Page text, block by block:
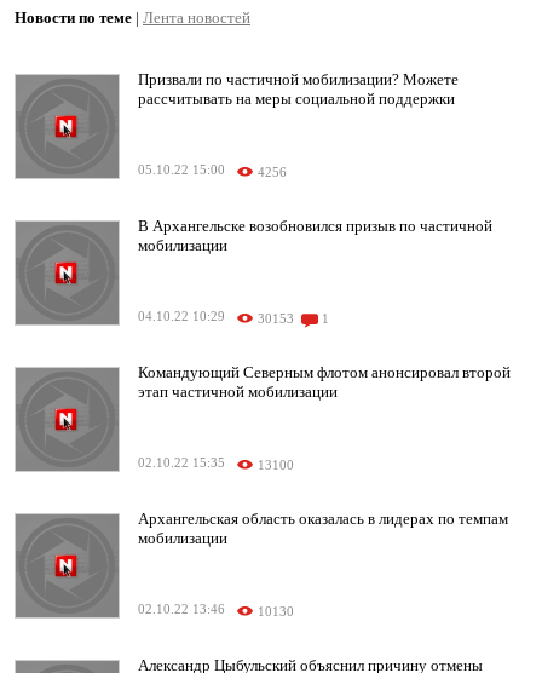
Новости по теме | Лента новостей
Призвали по частичной мобилизации? Можете
рассчитывать на меры социальной поддержки
05.10.22 15:00 4256
В Архангельске возобновился призыв по частичной
мобилизации
04.10.22 10:29 30153 1
Командующий Северным флотом анонсировал второй
этап частичной мобилизации
02.10.22 15:35 13100
Архангельская область оказалась в лидерах по темпам
мобилизации
02.10.22 13:46 10130
Александр Цыбульский объяснил причину отмены